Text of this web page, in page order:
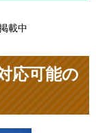
載中
応可能の